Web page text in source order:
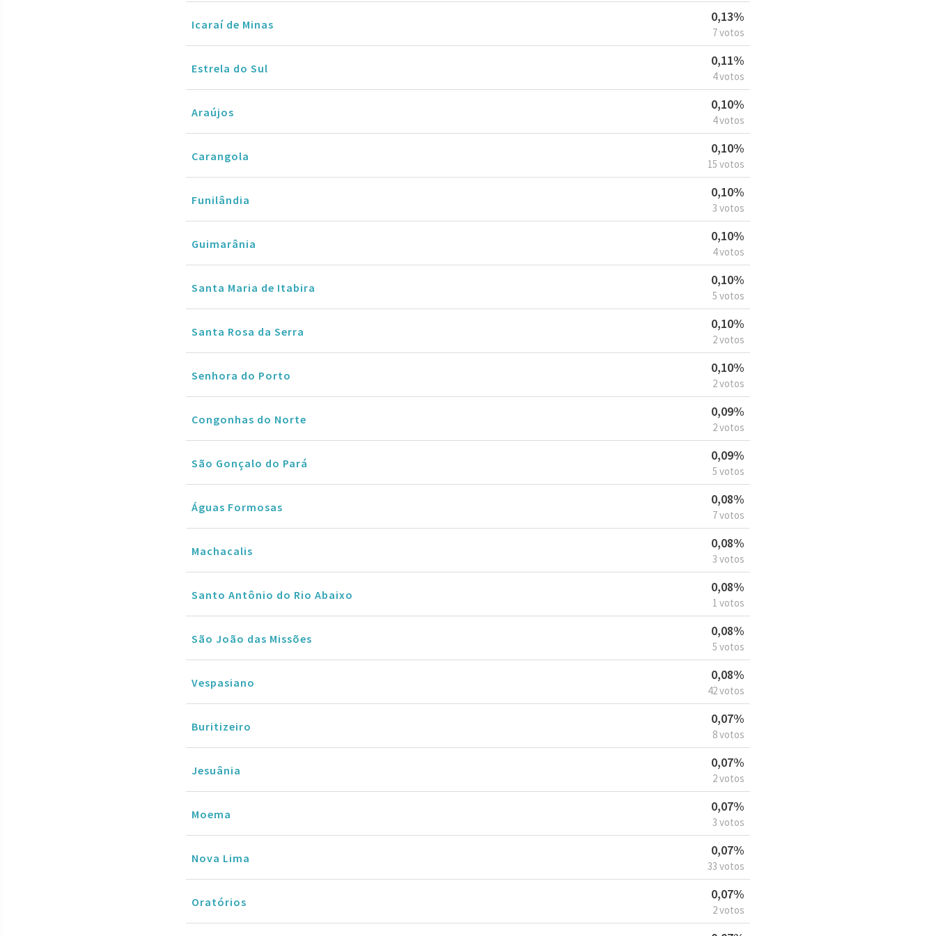
Icaraí de Minas
0,13%
7 votos
Estrela do Sul
0,11%
4 votos
Araújos
0,10%
4 votos
Carangola
0,10%
15 votos
Funilândia
0,10%
3 votos
Guimarânia
0,10%
4 votos
Santa Maria de Itabira
0,10%
5 votos
Santa Rosa da Serra
0,10%
2 votos
Senhora do Porto
0,10%
2 votos
Congonhas do Norte
0,09%
2 votos
São Gonçalo do Pará
0,09%
5 votos
Águas Formosas
0,08%
7 votos
Machacalis
0,08%
3 votos
Santo Antônio do Rio Abaixo
0,08%
1 votos
São João das Missões
0,08%
5 votos
Vespasiano
0,08%
42 votos
Buritizeiro
0,07%
8 votos
Jesuânia
0,07%
2 votos
Moema
0,07%
3 votos
Nova Lima
0,07%
33 votos
Oratórios
0,07%
2 votos